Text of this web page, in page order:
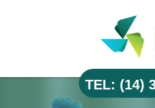
TEL: (14)